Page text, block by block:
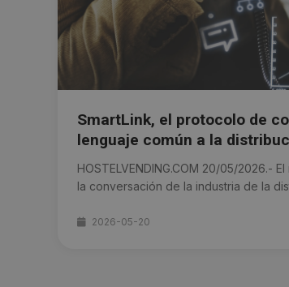
SmartLink, el protocolo de
lenguaje común a la
HOSTELVENDING.COM 20/05/2026.-
la conversación de la industria de la
2026-05-20